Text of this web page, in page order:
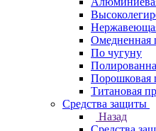
Омедненная
По чугуну
Порошковая
Титановая
Средства защиты
Назад